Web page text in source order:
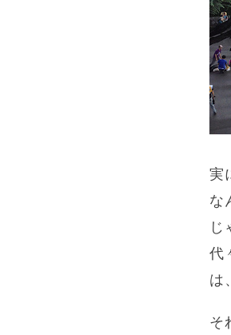
実
な
代
は
そ